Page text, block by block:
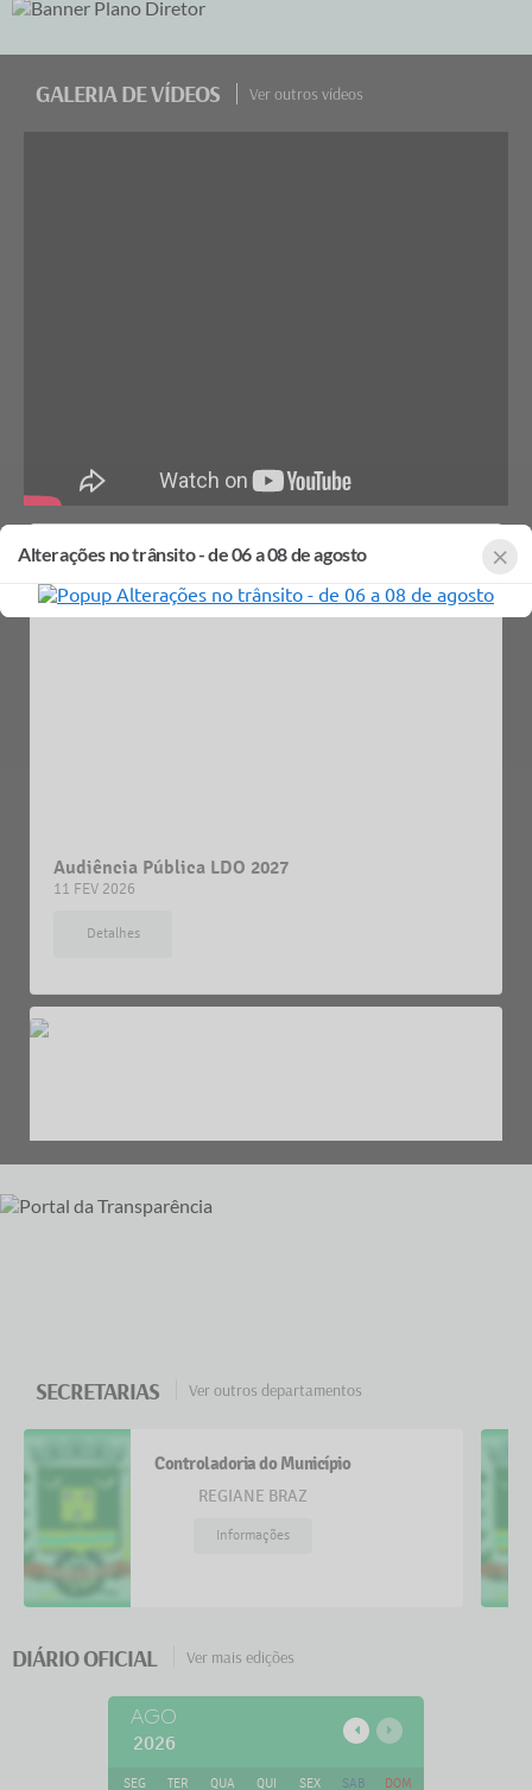
GALERIA DE VÍDEOS Ver outros vídeos
Audiência Pública LDO 2027
11 FEV 2026
Detalhes
27 NOV 2024
SECRETARIAS Ver outros departamentos
Controladoria do Município
REGIANE BRAZ
Informações
DIÁRIO OFICIAL Ver mais edições
AGO
2026
SEG TER QUA QUI SEX SAB DOM
×
ATENÇÃO: Matrícula nos CEIs e CEMEIs ×
Alterações no trânsito - de 06 a 08 de agosto